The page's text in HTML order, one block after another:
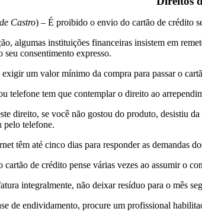
Castro) – É proibido o envio do cartão de crédito
algumas instituições financeiras insistem em
seu consentimento expresso.
exigir um valor mínimo da compra para passar o
telefone tem que contemplar o direito ao
direito, se você não gostou do produto, desistiu
pelo telefone.
têm até cinco dias para responder as demandas
de crédito pense várias vezes ao assumir o
integralmente, não deixar resíduo para o mês
de endividamento, procure um profissional